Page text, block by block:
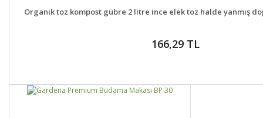
DETAYLAR
Organik toz kompost gübre 2 litre ince elek toz halde yanmış
166,29 TL